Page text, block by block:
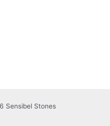
Sensibel Stones